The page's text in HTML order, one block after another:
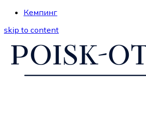
Кемпинг
skip to content